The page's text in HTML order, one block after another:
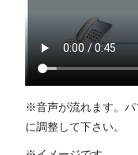
※音声が流れます。パ
に調整して下さい。